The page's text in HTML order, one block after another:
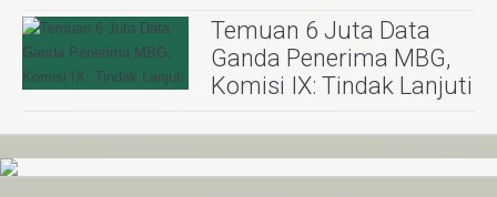
Temuan 6 Juta Data
Ganda Penerima MBG,
Komisi IX: Tindak Lanjuti